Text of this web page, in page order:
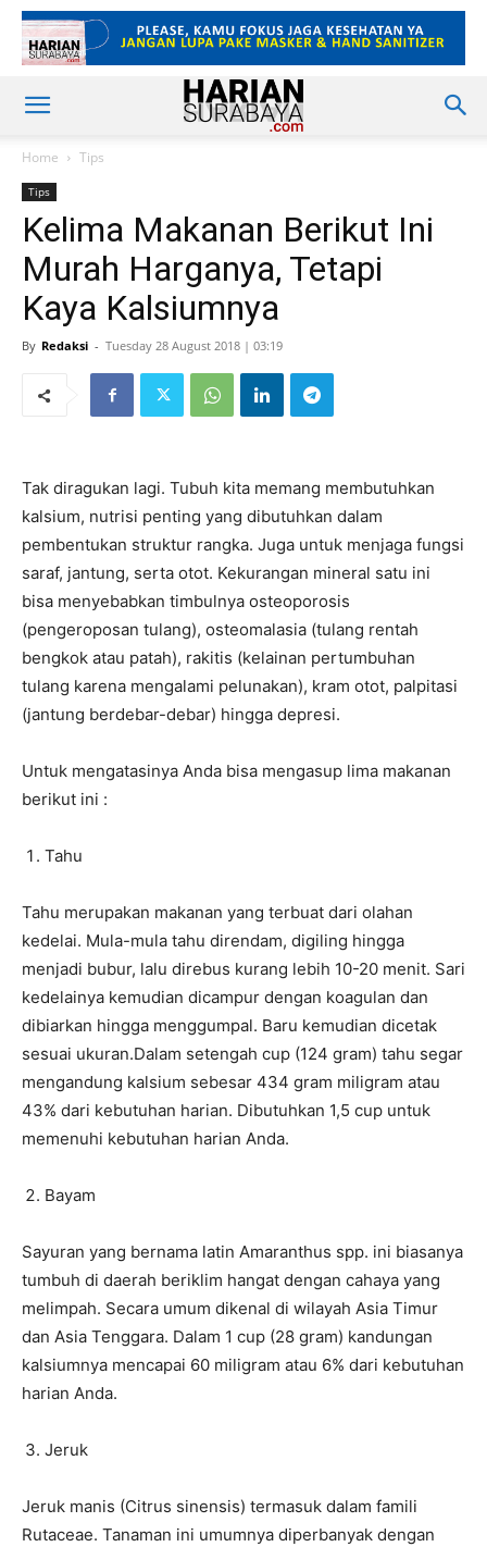
Home Tips
Tips
Kelima Makanan Berikut Ini
Murah Harganya, Tetapi
Kaya Kalsiumnya
By Redaksi - Tuesday 28 August 2018 | 03:19
Tak diragukan lagi. Tubuh kita memang membutuhkan
kalsium, nutrisi penting yang dibutuhkan dalam
pembentukan struktur rangka. Juga untuk menjaga fungsi
saraf, jantung, serta otot. Kekurangan mineral satu ini
bisa menyebabkan timbulnya osteoporosis
(pengeroposan tulang), osteomalasia (tulang rentah
bengkok atau patah), rakitis (kelainan pertumbuhan
tulang karena mengalami pelunakan), kram otot, palpitasi
(jantung berdebar-debar) hingga depresi.
Untuk mengatasinya Anda bisa mengasup lima makanan
berikut ini :
Tahu
Tahu merupakan makanan yang terbuat dari olahan
kedelai. Mula-mula tahu direndam, digiling hingga
menjadi bubur, lalu direbus kurang lebih 10-20 menit. Sari
kedelainya kemudian dicampur dengan koagulan dan
dibiarkan hingga menggumpal. Baru kemudian dicetak
sesuai ukuran.Dalam setengah cup (124 gram) tahu segar
mengandung kalsium sebesar 434 gram miligram atau
43% dari kebutuhan harian. Dibutuhkan 1,5 cup untuk
memenuhi kebutuhan harian Anda.
Bayam
Sayuran yang bernama latin Amaranthus spp. ini biasanya
tumbuh di daerah beriklim hangat dengan cahaya yang
melimpah. Secara umum dikenal di wilayah Asia Timur
dan Asia Tenggara. Dalam 1 cup (28 gram) kandungan
kalsiumnya mencapai 60 miligram atau 6% dari kebutuhan
harian Anda.
Jeruk
Jeruk manis (Citrus sinensis) termasuk dalam famili
Rutaceae. Tanaman ini umumnya diperbanyak dengan